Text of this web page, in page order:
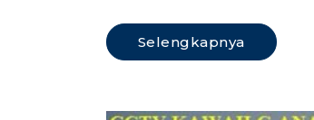
Selengkapnya